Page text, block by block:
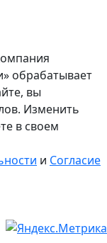
обрабатывает
вы
Изменить
в своем
и Согласие